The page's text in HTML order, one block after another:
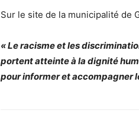
Sur le site de la municipalité de
« Le racisme et les
portent atteinte à la dignité
pour informer et accompagner